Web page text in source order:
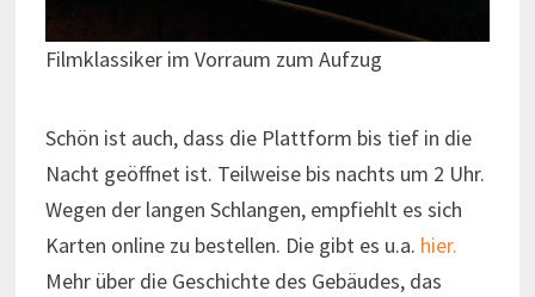
Filmklassiker im Vorraum zum Aufzug
Schön ist auch, dass die Plattform bis tief in die
Nacht geöffnet ist. Teilweise bis nachts um 2 Uhr.
Wegen der langen Schlangen, empfiehlt es sich
Karten online zu bestellen. Die gibt es u.a. hier.
Mehr über die Geschichte des Gebäudes, das